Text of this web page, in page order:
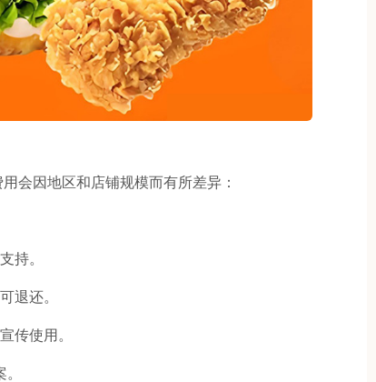
因地区和店铺规模而有所差异：
持。
退还。
传使用。